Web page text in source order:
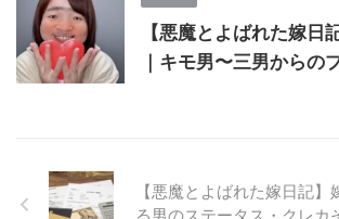
【悪魔とよばれた嫁日
｜キモ男〜三男から
【悪魔とよばれた嫁日記
る男のステータス・クレ